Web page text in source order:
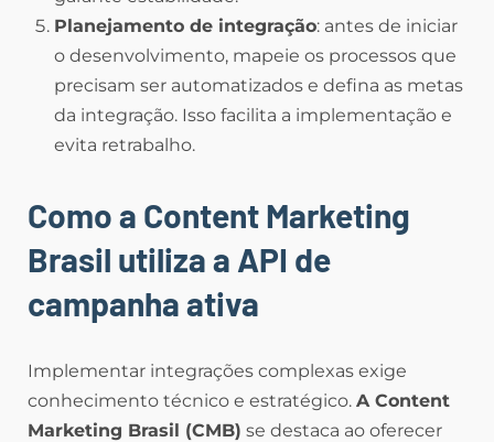
Planejamento de integração: antes de iniciar
o desenvolvimento, mapeie os processos que
precisam ser automatizados e defina as metas
da integração. Isso facilita a implementação e
evita retrabalho.
Como a Content Marketing
Brasil utiliza a API de
campanha ativa
Implementar integrações complexas exige
conhecimento técnico e estratégico. A Content
Marketing Brasil (CMB) se destaca ao oferecer